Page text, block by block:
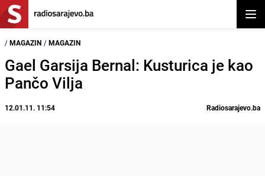
/ MAGAZIN / MAGAZIN
Gael Garsija Bernal: Kusturica je kao
Pančo Vilja
12.01.11. 11:54 Radiosarajevo.ba